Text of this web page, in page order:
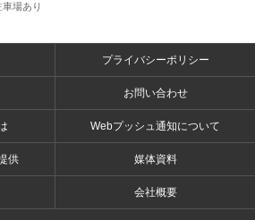
車場あり
プライバシーポリシー
お問い合わせ
Webプッシュ通知について
供 媒体資料
会社概要